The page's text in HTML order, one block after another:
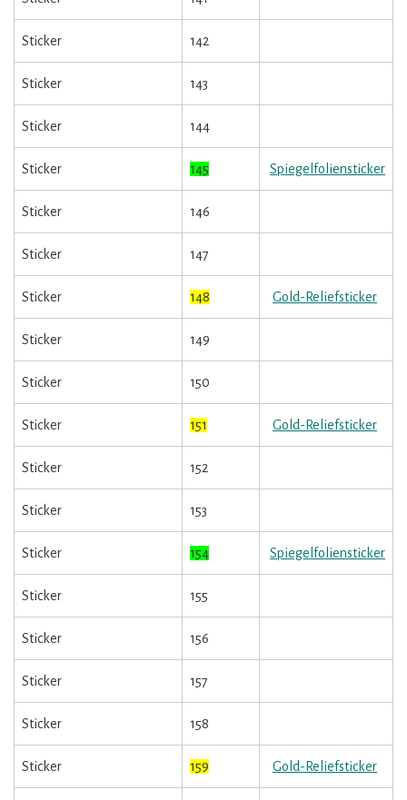
Sticker 142
Sticker 143
Sticker 144
Sticker 145 Spiegelfoliensticker
Sticker 146
Sticker 147
Sticker 148 Gold-Reliefsticker
Sticker 149
Sticker 150
Sticker 151 Gold-Reliefsticker
Sticker 152
Sticker 153
Sticker 154 Spiegelfoliensticker
Sticker 155
Sticker 156
Sticker 157
Sticker 158
Sticker 159 Gold-Reliefsticker